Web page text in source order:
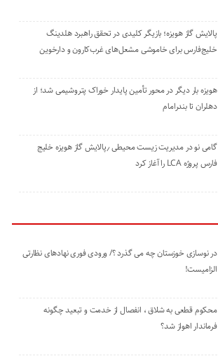
پالایش گاز هویزه؛ بازیگر کلیدی در تحقق راهبرد هلدینگ
خلیج‌فارس برای خاموشی مشعل‌های غرب‌کارون و دارخوین
هویزه بار دیگر در محور تأمین پایدار خوراک پتروشیمی شد؛ از
دهلران تا بندرامام
گامی نو در مدیریت زیست ‌محیطی ٫پالایش گاز هویزه خلیج
‌فارس پروژه LCA را آغاز کرد
در نوسازی خوزستان چه می گذرد ؟/ ورودی فوری نهادهای نظارتی
الزامیست!
محکوم قطعی به شلاق ، انفصال از خدمت و تبعید چگونه
فرماندار اهواز شد؟